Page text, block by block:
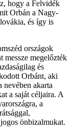
hogy a Felvidék
Orbán a Nagy-
és így is
országok
messze megelőzték
és
Orbánt, aki
nevében akarta
a saját céljaira. A
a
önbizalmukat.